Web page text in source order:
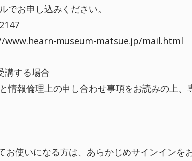
でお申し込みください。
www.hearn-museum-matsue.jp/mail.html
講する場合
情報倫理上の申し合わせ事項をお読みの上、
使いになる方は、あらかじめサインインをお